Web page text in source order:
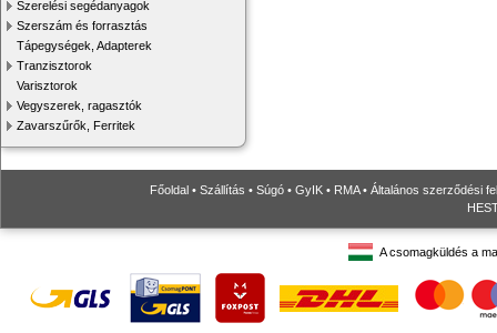
Szerelési segédanyagok
Szerszám és forrasztás
Tápegységek, Adapterek
Tranzisztorok
Varisztorok
Vegyszerek, ragasztók
Zavarszűrők, Ferritek
Főoldal • Szállítás • Súgó • GyIK • RMA• Általános szerződési
A csomagküldés a